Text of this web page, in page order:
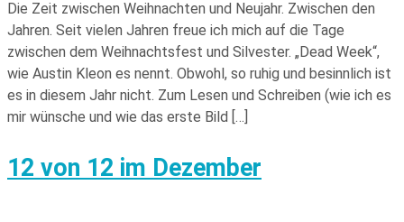
Die Zeit zwischen Weihnachten und Neujahr. Zwischen den
Jahren. Seit vielen Jahren freue ich mich auf die Tage
zwischen dem Weihnachtsfest und Silvester. „Dead Week“,
wie Austin Kleon es nennt. Obwohl, so ruhig und besinnlich ist
es in diesem Jahr nicht. Zum Lesen und Schreiben (wie ich es
mir wünsche und wie das erste Bild […]
12 von 12 im Dezember